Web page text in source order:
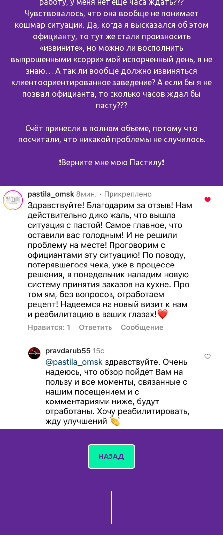
работу, у меня нет ещё часа ждать???
Чувствовалось, что она вообще не понимает
кошмар ситуации. Да, когда я высказался об этом
официанту, то тут же стали произносить
«извините», но можно ли восполнить
выпрошенными «сорри» мой испорченный день, я не
знаю… А так ли вообще должно извиняться
клиентоориентированное заведение? А если бы я не
позвал официанта, то сколько часов ждал бы
пасту???
Счёт принесли в полном объеме, потому что
посчитали, что никакой проблемы не случилось.
❗️Верните мне мою Пастилу❗️
НАЗАД